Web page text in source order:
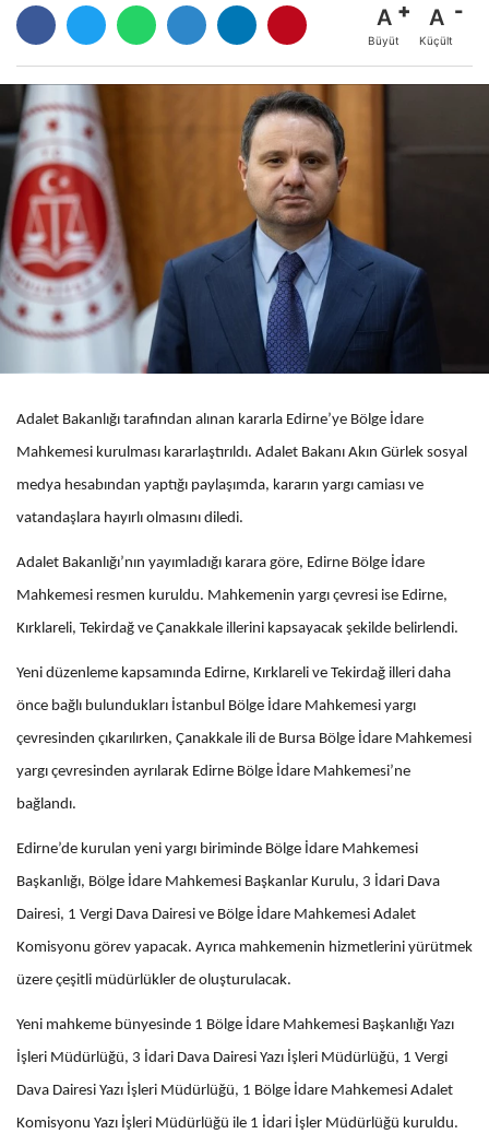
A
Büyüt
A
Küçült
Adalet Bakanlığı tarafından alınan kararla Edirne’ye Bölge İdare
Mahkemesi kurulması kararlaştırıldı. Adalet Bakanı Akın Gürlek sosyal
medya hesabından yaptığı paylaşımda, kararın yargı camiası ve
vatandaşlara hayırlı olmasını diledi.
Adalet Bakanlığı’nın yayımladığı karara göre, Edirne Bölge İdare
Mahkemesi resmen kuruldu. Mahkemenin yargı çevresi ise Edirne,
Kırklareli, Tekirdağ ve Çanakkale illerini kapsayacak şekilde belirlendi.
Yeni düzenleme kapsamında Edirne, Kırklareli ve Tekirdağ illeri daha
önce bağlı bulundukları İstanbul Bölge İdare Mahkemesi yargı
çevresinden çıkarılırken, Çanakkale ili de Bursa Bölge İdare Mahkemesi
yargı çevresinden ayrılarak Edirne Bölge İdare Mahkemesi’ne
bağlandı.
Edirne’de kurulan yeni yargı biriminde Bölge İdare Mahkemesi
Başkanlığı, Bölge İdare Mahkemesi Başkanlar Kurulu, 3 İdari Dava
Dairesi, 1 Vergi Dava Dairesi ve Bölge İdare Mahkemesi Adalet
Komisyonu görev yapacak. Ayrıca mahkemenin hizmetlerini yürütmek
üzere çeşitli müdürlükler de oluşturulacak.
Yeni mahkeme bünyesinde 1 Bölge İdare Mahkemesi Başkanlığı Yazı
İşleri Müdürlüğü, 3 İdari Dava Dairesi Yazı İşleri Müdürlüğü, 1 Vergi
Dava Dairesi Yazı İşleri Müdürlüğü, 1 Bölge İdare Mahkemesi Adalet
Komisyonu Yazı İşleri Müdürlüğü ile 1 İdari İşler Müdürlüğü kuruldu.